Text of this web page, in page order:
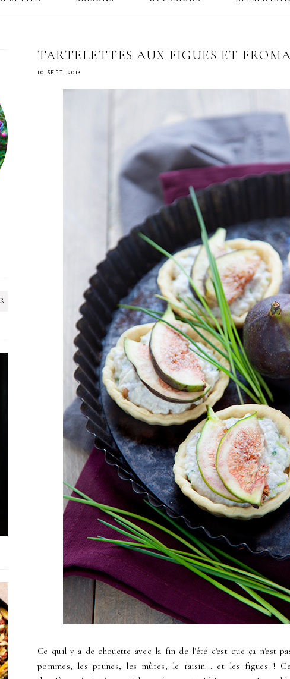
TARTELETTES AUX FIGUES ET
10 SEPT. 2013
Ce qu'il y a de chouette avec la fin de l'été c'est que ça n'est
pommes, les prunes, les mûres, le raisin... et les figues !